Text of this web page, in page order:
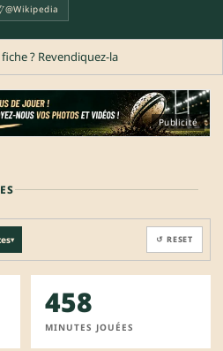
@Wikipedia
? Revendiquez-la
Publicité
▾ ↺ RESET
458
MINUTES JOUÉES